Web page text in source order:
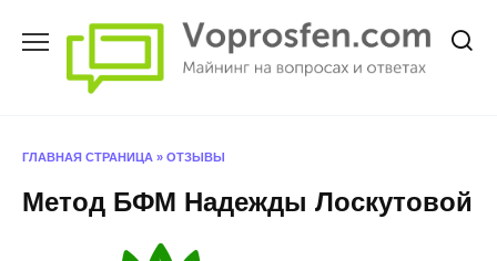
ГЛАВНАЯ СТРАНИЦА » ОТЗЫВЫ
Метод БФМ Надежды Лоскутовой